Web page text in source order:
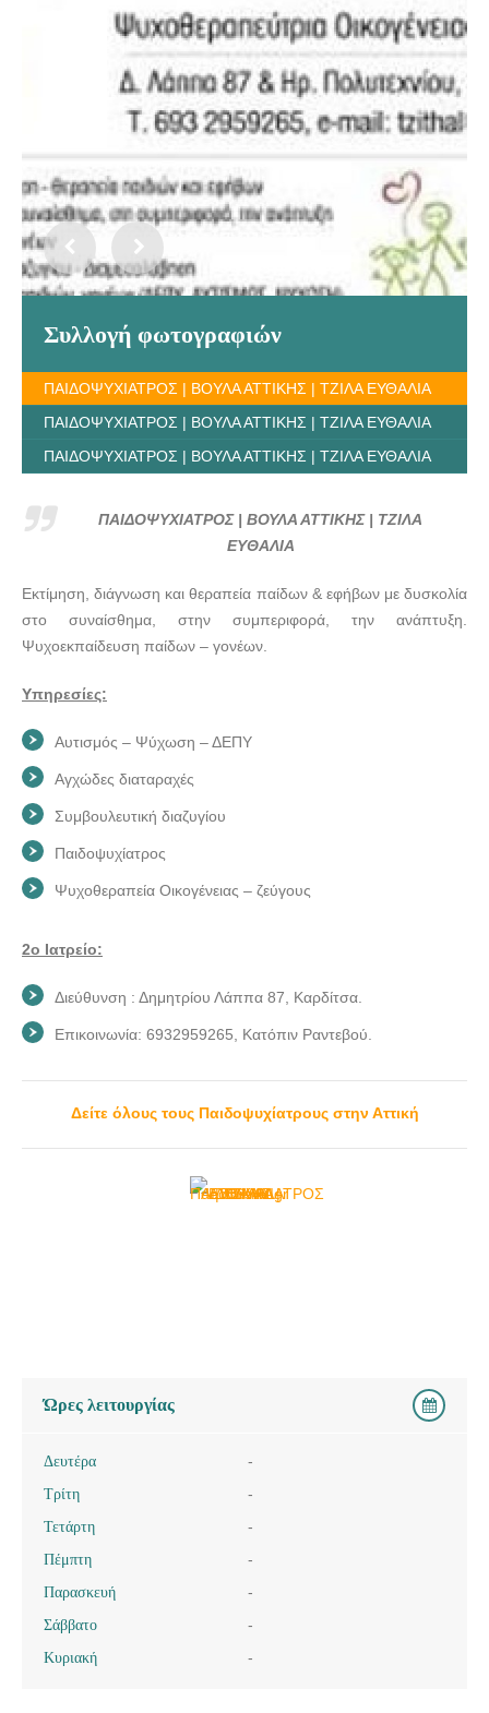
Συλλογή φωτογραφιών
ΠΑΙΔΟΨΥΧΙΑΤΡΟΣ | ΒΟΥΛΑ ΑΤΤΙΚΗΣ | ΤΖΙΛΑ ΕΥΘΑΛΙΑ
ΠΑΙΔΟΨΥΧΙΑΤΡΟΣ | ΒΟΥΛΑ ΑΤΤΙΚΗΣ | ΤΖΙΛΑ ΕΥΘΑΛΙΑ
ΠΑΙΔΟΨΥΧΙΑΤΡΟΣ | ΒΟΥΛΑ ΑΤΤΙΚΗΣ | ΤΖΙΛΑ ΕΥΘΑΛΙΑ
ΠΑΙΔΟΨΥΧΙΑΤΡΟΣ | ΒΟΥΛΑ ΑΤΤΙΚΗΣ | ΤΖΙΛΑ
ΕΥΘΑΛΙΑ
Εκτίμηση, διάγνωση και θεραπεία παίδων & εφήβων με δυσκολία
στο συναίσθημα, στην συμπεριφορά, την ανάπτυξη.
Ψυχοεκπαίδευση παίδων – γονέων.
Υπηρεσίες:
Αυτισμός – Ψύχωση – ΔΕΠΥ
Αγχώδες διαταραχές
Συμβουλευτική διαζυγίου
Παιδοψυχίατρος
Ψυχοθεραπεία Οικογένειας – ζεύγους
2ο Ιατρείο:
Διεύθυνση : Δημητρίου Λάππα 87, Καρδίτσα.
Επικοινωνία: 6932959265, Κατόπιν Ραντεβού.
Δείτε όλους τους Παιδοψυχίατρους στην Αττική
Ώρες λειτουργίας
Δευτέρα
-
Τρίτη
-
Τετάρτη
-
Πέμπτη
-
Παρασκευή
-
Σάββατο
-
Κυριακή
-